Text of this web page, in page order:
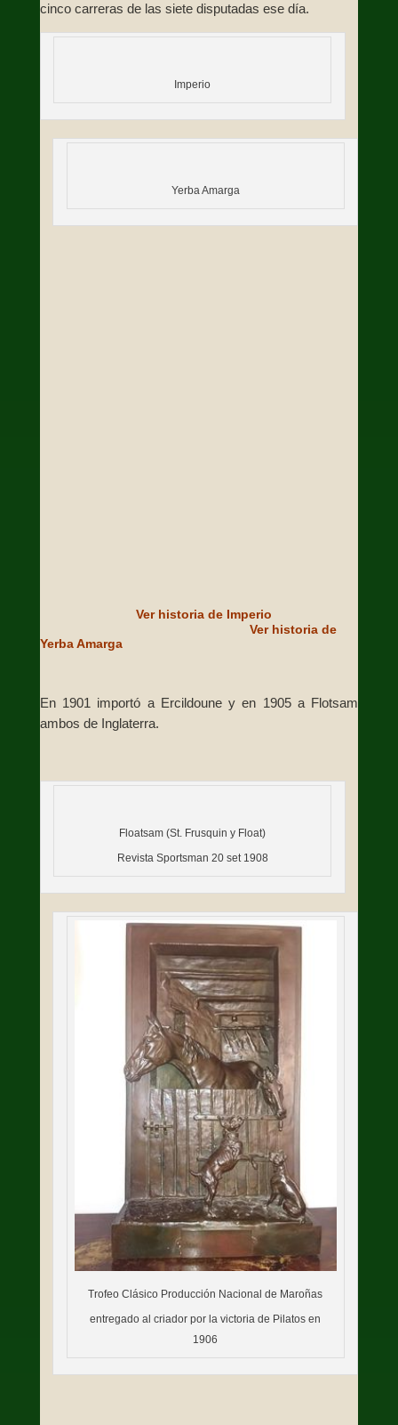
cinco carreras de las siete disputadas ese día.
Imperio
Yerba Amarga
Ver historia de Imperio
Ver historia de
Yerba Amarga
En 1901 importó a Ercildoune y en 1905 a Flotsam
ambos de Inglaterra.
Floatsam (St. Frusquin y Float)
Revista Sportsman 20 set 1908
Trofeo Clásico Producción Nacional de Maroñas
entregado al criador por la victoria de Pilatos en
1906